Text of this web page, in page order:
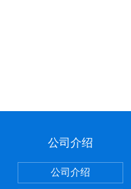
公司介绍
公司介绍